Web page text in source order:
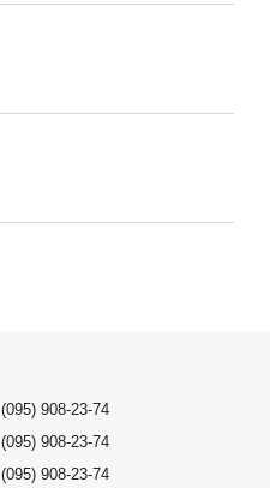
(095) 908-23-74
(095) 908-23-74
(095) 908-23-74